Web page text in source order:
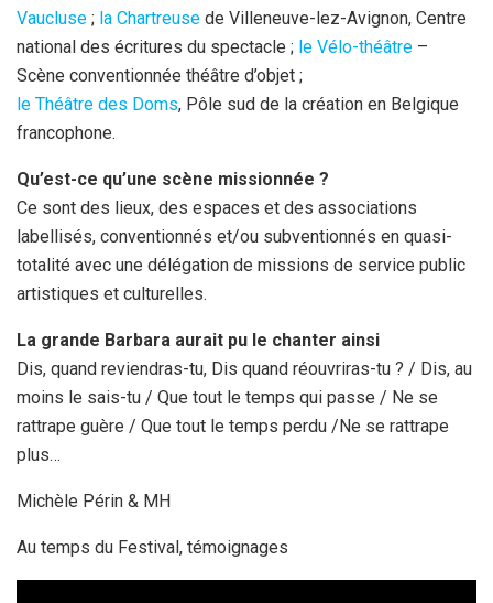
Vaucluse ; la Chartreuse de Villeneuve-lez-Avignon, Centre
national des écritures du spectacle ; le Vélo-théâtre –
Scène conventionnée théâtre d’objet ;
le Théâtre des Doms, Pôle sud de la création en Belgique
francophone.
Qu’est-ce qu’une scène missionnée ?
Ce sont des lieux, des espaces et des associations
labellisés, conventionnés et/ou subventionnés en quasi-
totalité avec une délégation de missions de service public
artistiques et culturelles.
La grande Barbara aurait pu le chanter ainsi
Dis, quand reviendras-tu, Dis quand réouvriras-tu ? / Dis, au
moins le sais-tu / Que tout le temps qui passe / Ne se
rattrape guère / Que tout le temps perdu /Ne se rattrape
plus…
Michèle Périn & MH
Au temps du Festival, témoignages